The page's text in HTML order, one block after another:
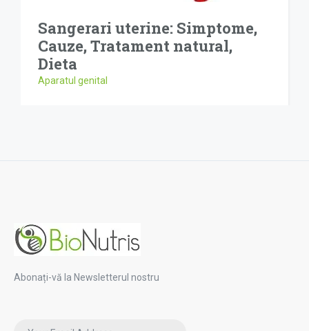
Sangerari uterine: Simptome,
Cauze, Tratament natural,
Dieta
Aparatul genital
Abonați-vă la Newsletterul nostru